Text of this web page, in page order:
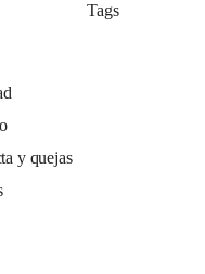
Tags
y quejas